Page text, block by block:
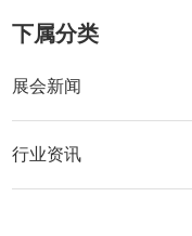
下属分类
展会新闻
行业资讯